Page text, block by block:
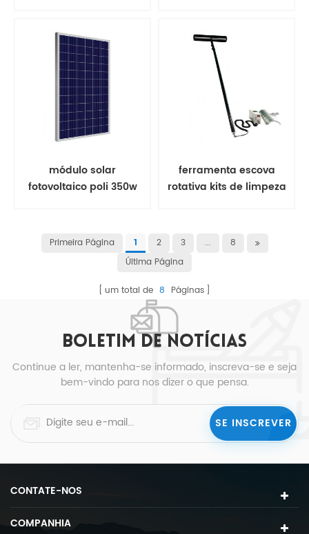
módulo solar
fotovoltaico poli 350w
ferramenta escova
rotativa kits de limpeza
Primeira Página 1 2 3 ...
8
Última Página
um total de 8 Páginas
BOLETIM DE NOTÍCIAS
Continue a ler, mantenha-se informado, inscreva-se e seja
bem-vindo para nos dizer o que pensa.
CONTATE-NOS
COMPANHIA